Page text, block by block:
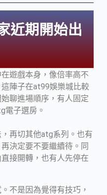
近期開始出
遊戲本身，像倍率高不
陣子在at99娛樂城比較
聊進場順序，有人固定
電子選房。
再切其他atg系列。也有
決定要不要繼續待。同
接開轉，也有人先停在
不是因為覺得有技巧，